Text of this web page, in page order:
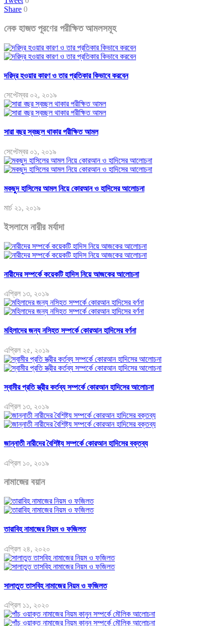
Share 0
নেক হাজত পূরণের পরীক্ষিত আমলসমূহ
দরিদ্র হওয়ার কারণ ও তার প্রতিকার কিভাবে করবেন
সেপ্টেম্বর ০২, ২০১৯
সারা বছর স্বচ্ছল থাকার পরীক্ষিত আমল
সেপ্টেম্বর ০১, ২০১৯
মকছুদ হাসিলের আমল নিয়ে কোরআন ও হাদিসের আলোচনা
মার্চ ২১, ২০১৯
ইসলামে নারীর মর্যাদা
নারীদের সম্পর্কে কয়েকটি হাদিস নিয়ে আজকের আলোচনা
এপ্রিল ১৩, ২০১৯
মহিলাদের জন্য নসিহত সম্পর্কে কোরআন হাদিসের বর্ণনা
এপ্রিল ২৫, ২০১৯
স্বামীর প্রতি স্ত্রীর কর্তব্য সম্পর্কে কোরআন হাদিসের আলোচনা
এপ্রিল ১৩, ২০১৯
জান্নাতী নারীদের বৈশিষ্ট্য সম্পর্কে কোরআন হাদিসের বক্তব্য
এপ্রিল ১০, ২০১৯
নামাজের বয়ান
তারাবিহ নামাজের নিয়ম ও ফজিলত
এপ্রিল ২৪, ২০২০
সালাতুত তাসবিহ নামাজের নিয়ম ও ফজিলত
এপ্রিল ১১, ২০২০